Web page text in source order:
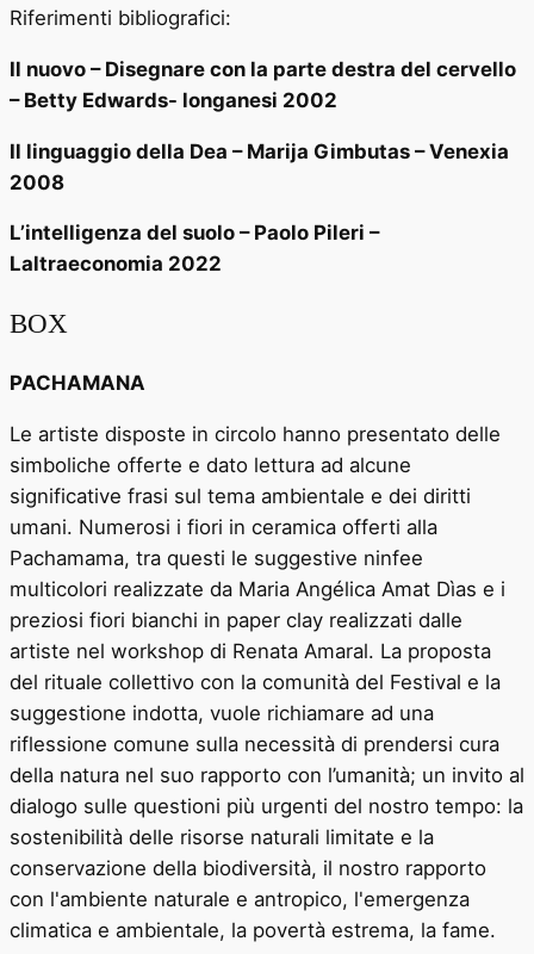
Riferimenti bibliografici:
Il nuovo – Disegnare con la parte destra del cervello
–Betty Edwards- longanesi 2002
Il linguaggio della Dea – Marija Gimbutas – Venexia
2008
L’intelligenza del suolo – Paolo Pileri –
Laltraeconomia 2022
BOX
PACHAMANA
Le artiste disposte in circolo hanno presentato delle
simboliche offerte e dato lettura ad alcune
significative frasi sul tema ambientale e dei diritti
umani. Numerosi i fiori in ceramica offerti alla
Pachamama, tra questi le suggestive ninfee
multicolori realizzate da Maria Angélica Amat Dìas e i
preziosi fiori bianchi in paper clay realizzati dalle
artiste nel workshop di Renata Amaral. La proposta
del rituale collettivo con la comunità del Festival e la
suggestione indotta, vuole richiamare ad una
riflessione comune sulla necessità di prendersi cura
della natura nel suo rapporto con l’umanità; un invito al
dialogo sulle questioni più urgenti del nostro tempo: la
sostenibilità delle risorse naturali limitate e la
conservazione della biodiversità, il nostro rapporto
con l'ambiente naturale e antropico, l'emergenza
climatica e ambientale, la povertà estrema, la fame.